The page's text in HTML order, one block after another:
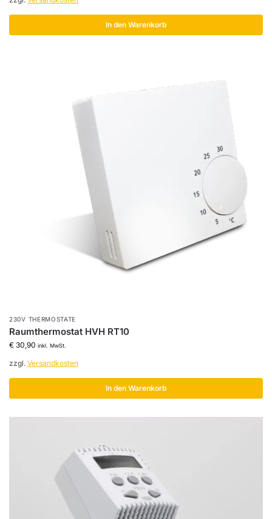
In den Warenkorb
230V THERMOSTATE
Raumthermostat HVH RT10
€ 30,90 inkl. MwSt.
zzgl. Versandkosten
In den Warenkorb